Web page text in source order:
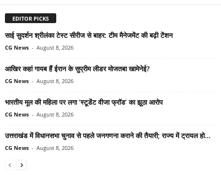
EDITOR PICKS
साई सुदर्शन श्रीलंका टेस्ट सीरीज से बाहर: टीम मैनेजमेंट की बढ़ी टेंशन
CG News - August 8, 2026
आखिर कहां गायब हैं ईरान के सुप्रीम लीडर मोजतबा खामेनेई?
CG News - August 8, 2026
भारतीय मूल की महिला पर लगा ‘स्टूडेंट वीजा फ्रॉड’ का झूठा आरोप
CG News - August 8, 2026
उत्तराखंड में विधानसभा चुनाव से पहले जनगणना कराने की तैयारी; राज्य में ट्रायल हो...
CG News - August 8, 2026